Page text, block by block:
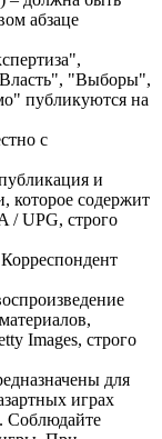
абзаце
"Выборы",
публикуются на
с
и
которое содержит
/ UPG, строго
Images, строго
для
играх
Соблюдайте